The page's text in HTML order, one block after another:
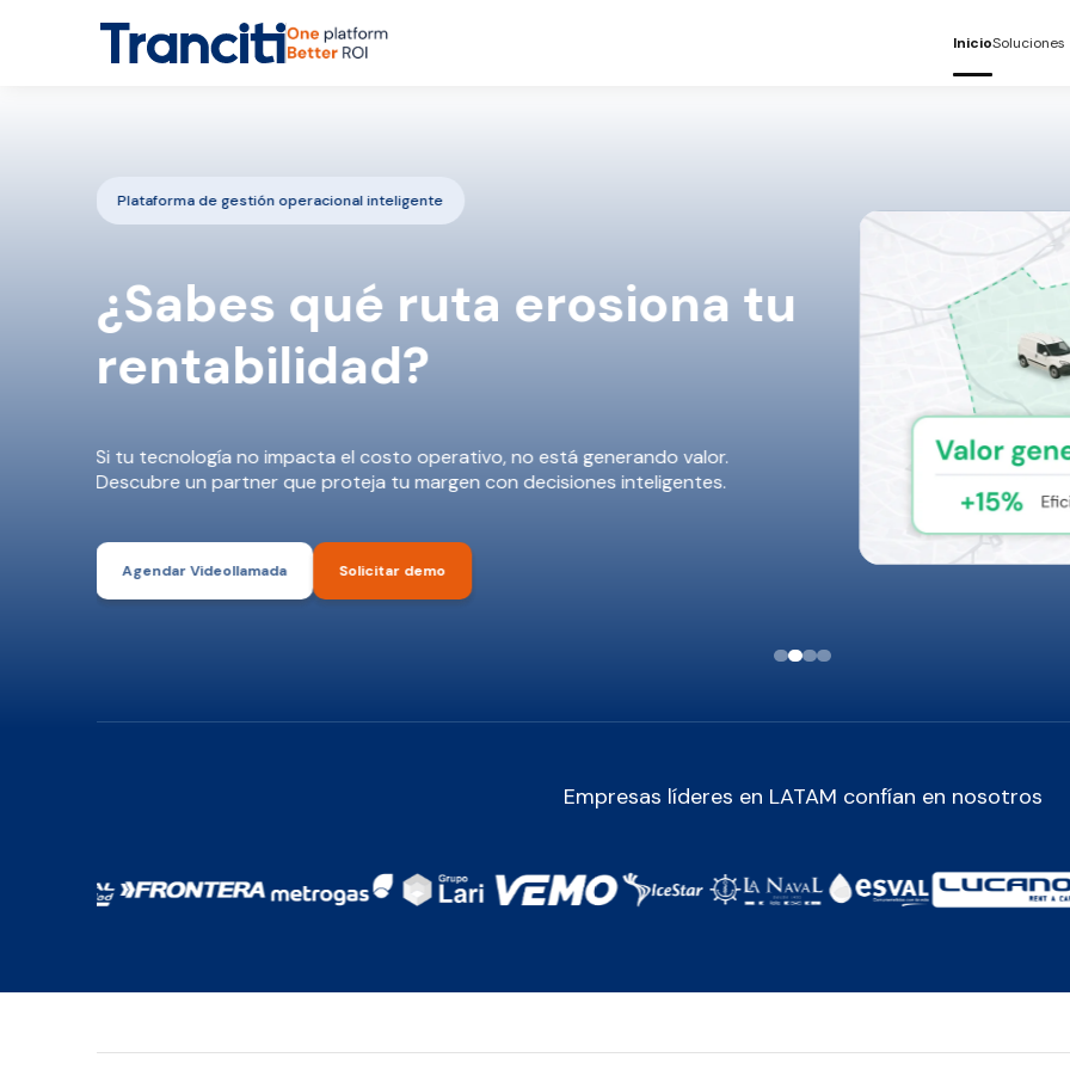
InicioSoluciones
Plataforma de gestión operacional inteligente
¿Sabes qué ruta erosiona tu
rentabilidad?​
Si tu tecnología no impacta el costo operativo, no está generando valor.
Descubre un partner que proteja tu margen con decisiones inteligentes.​
Agendar Videollamada Solicitar demo
Empresas líderes en LATAM confían en nosotros